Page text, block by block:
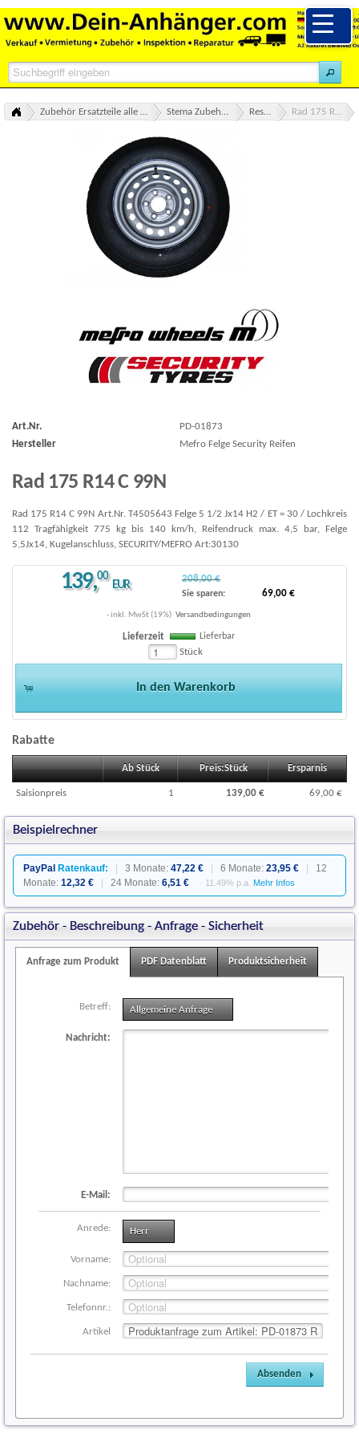
Art.Nr.
PD-01873
Hersteller
Mefro Felge Security Reifen
Rad 175 R14 C 99N
Rad 175 R14 C 99N Art.Nr. T4505643 Felge 5 1/2 Jx14 H2 / ET = 30 / Lochkreis
112 Tragfähigkeit 775 kg bis 140 km/h, Reifendruck max. 4,5 bar, Felge
5,5Jx14, Kugelanschluss, SECURITY/MEFRO Art:30130
139,00
EUR 208,00 €
Sie sparen: 69,00 €
- inkl. MwSt (19%) Versandbedingungen
Lieferzeit Lieferbar
Stück
In den Warenkorb
Rabatte
Ab Stück Preis:Stück Ersparnis
Saisionpreis 1 139,00 € 69,00 €
Beispielrechner
PayPal Ratenkauf: | 3 Monate: 47,22 € | 6 Monate: 23,95 € |
12
Monate: 12,32 € | 24 Monate: 6,51 € · 11.49% p.a. Mehr Infos
Zubehör - Beschreibung - Anfrage - Sicherheit
Anfrage zum Produkt PDF Datenblatt Produktsicherheit
Betreff: Allgemeine Anfrage
Nachricht:
E-Mail:
Anrede: Herr
Vorname:
Nachname:
Telefonnr.:
Artikel
Absenden